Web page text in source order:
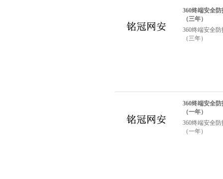
360终端安全
（三年）
360终端安全
（三年）
360终端安全
（一年）
360终端安全
（一年）